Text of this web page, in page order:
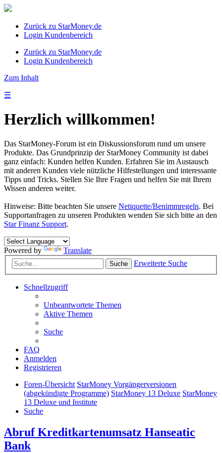
Zurück zu StarMoney.de
Login Kundenbereich
Zurück zu StarMoney.de
Login Kundenbereich
Zum Inhalt
☰
Herzlich willkommen!
Das StarMoney-Forum ist ein Diskussionsforum rund um unsere
Produkte. Das Grundprinzip der StarMoney Community ist dabei
ganz einfach: Kunden helfen Kunden. Erfahren Sie im Austausch
mit anderen Kunden viele nützliche Hilfestellungen und interessante
Tipps und Tricks. Stellen Sie Ihre Fragen und helfen Sie mit Ihrem
Wissen anderen weiter.
Hinweise: Bitte beachten Sie unsere Netiquette/Benimmregeln. Bei
Supportanfragen zu unseren Produkten wenden Sie sich bitte an den
Star Finanz Support.
Powered by Translate
Suche Erweiterte Suche
Schnellzugriff
Unbeantwortete Themen
Aktive Themen
Suche
FAQ
Anmelden
Registrieren
Foren-Übersicht StarMoney Vorgängerversionen
(abgekündigte Programme) StarMoney 13 Deluxe StarMoney
13 Deluxe und Institute
Suche
Abruf Kreditkartenumsatz Hanseatic
Bank